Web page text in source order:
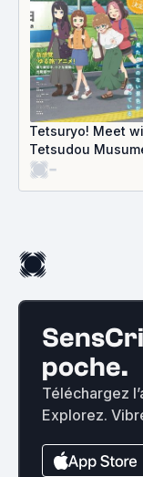
Tetsuryo! Meet
Tetsudou
-
poche.
Téléchargez
Explorez.